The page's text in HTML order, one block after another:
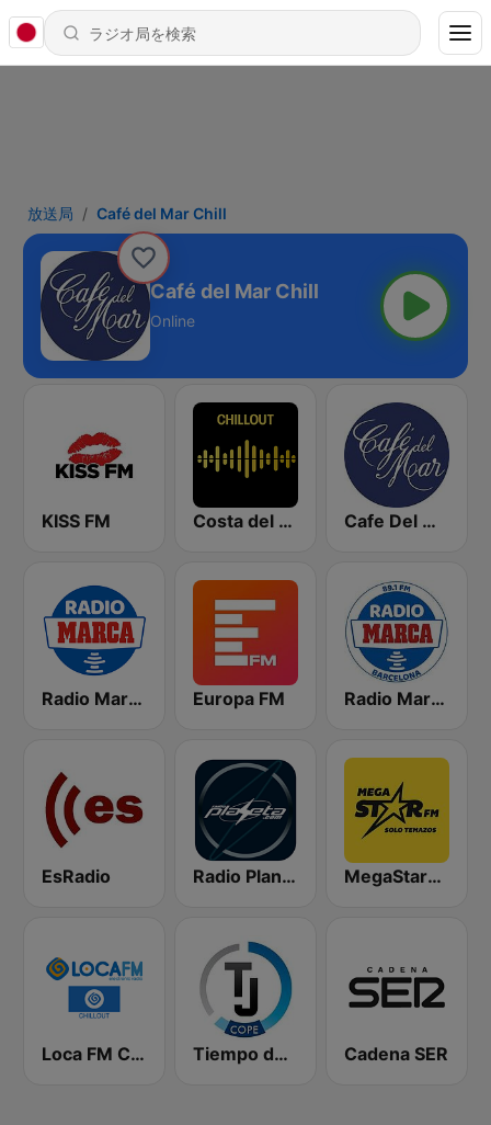
放送局 Café del Mar Chill
Café del Mar Chill
Online
KISS FM Costa del Mar Chillout Cafe Del Mar
Radio Marca Nacional Europa FM Radio Marca Barcelona
EsRadio Radio Planeta MegaStarFM
Loca FM Chill Out Tiempo de Juego Cope Directo 2 Cadena SER